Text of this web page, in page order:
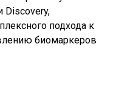
Discovery,
подхода к
биомаркеров